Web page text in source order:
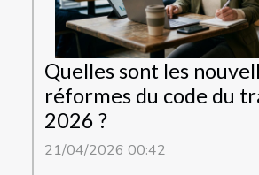
Quelles sont les
réformes du code du
2026 ?
21/04/2026 00:42